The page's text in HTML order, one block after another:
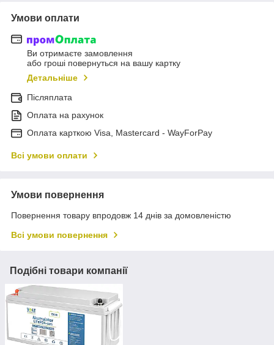
Умови оплати
Ви отримаєте замовлення
або гроші повернуться на вашу картку
Детальніше
Післяплата
Оплата на рахунок
Оплата карткою Visa, Mastercard - WayForPay
Всі умови оплати
Умови повернення
Повернення товару впродовж 14 днів за домовленістю
Всі умови повернення
Подібні товари компанії